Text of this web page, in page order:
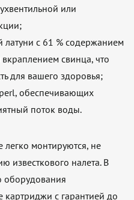
или
с 61 % содержанием
свинца, что
для вашего здоровья;
обеспечивающих
поток воды.
легко монтируются, не
известкового налета. В
оборудования
с гарантией до